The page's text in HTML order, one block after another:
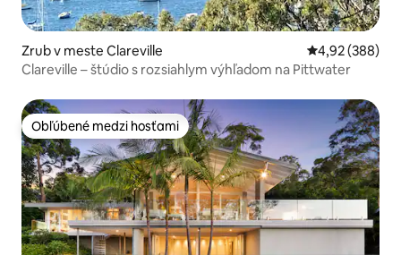
Zrub v meste Clareville Priemerné
4,92 (388)
Clareville – štúdio s rozsiahlym výhľadom na Pittwater
Obľúbené medzi hosťami
Obľúbené medzi hosťami